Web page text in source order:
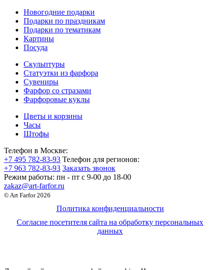
Новогодние подарки
Подарки по праздникам
Подарки по тематикам
Картины
Посуда
Скульптуры
Статуэтки из фарфора
Сувениры
Фарфор со стразами
Фарфоровые куклы
Цветы и корзины
Часы
Штофы
Телефон в Москве:
+7 495 782-83-93 Телефон для регионов:
+7 963 782-83-93 Заказать звонок
Режим работы: пн - пт c 9-00 до 18-00
zakaz@art-farfor.ru
© Art Farfor 2026
Политика конфиденциальности
Согласие посетителя сайта на обработку персональных
данных